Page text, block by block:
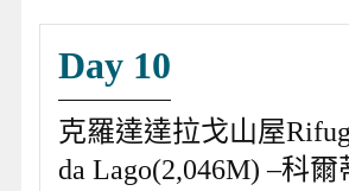
Day 10
克羅達達拉戈山屋
da Lago(2,046M) –科